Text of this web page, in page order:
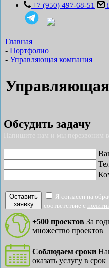
+7 (950) 497-68-51
Главная
- Портфолио
- Управляющая компания
Обсудить задачу
Напишите нам и мы перезвоним
Оставить
заявку
Я согласен на
соответствие с
+500 проектов За
множество проектов
Соблюдаем сроки
оказать услугу в срок